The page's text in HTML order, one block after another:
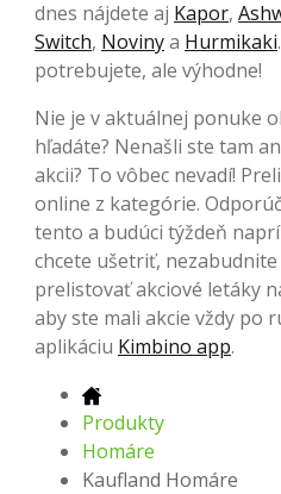
dnes nájdete aj Kapor,
Switch, Novinya Hurmikaki
potrebujete, ale výhodne!
Nie je v aktuálnej ponuke
hľadáte? Nenašli ste tam
akcii? To vôbec nevadí!
online z kategórie.
tento a budúci týždeň
chcete ušetriť,
prelistovať akciové letáky
aby ste mali akcie vždy po
aplikáciu Kimbino app.
Produkty
Homáre
Kaufland Homáre